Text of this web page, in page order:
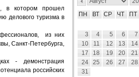
в котором прошел
делового туризма в
из них
Санкт-Петербурга,
- демонстрация
российских
ПН ВТ СР ЧТ ПТ
3
4 5 6 7
10
11 12 13 14
17
18 19 20 21
24
25 26 27 28
31